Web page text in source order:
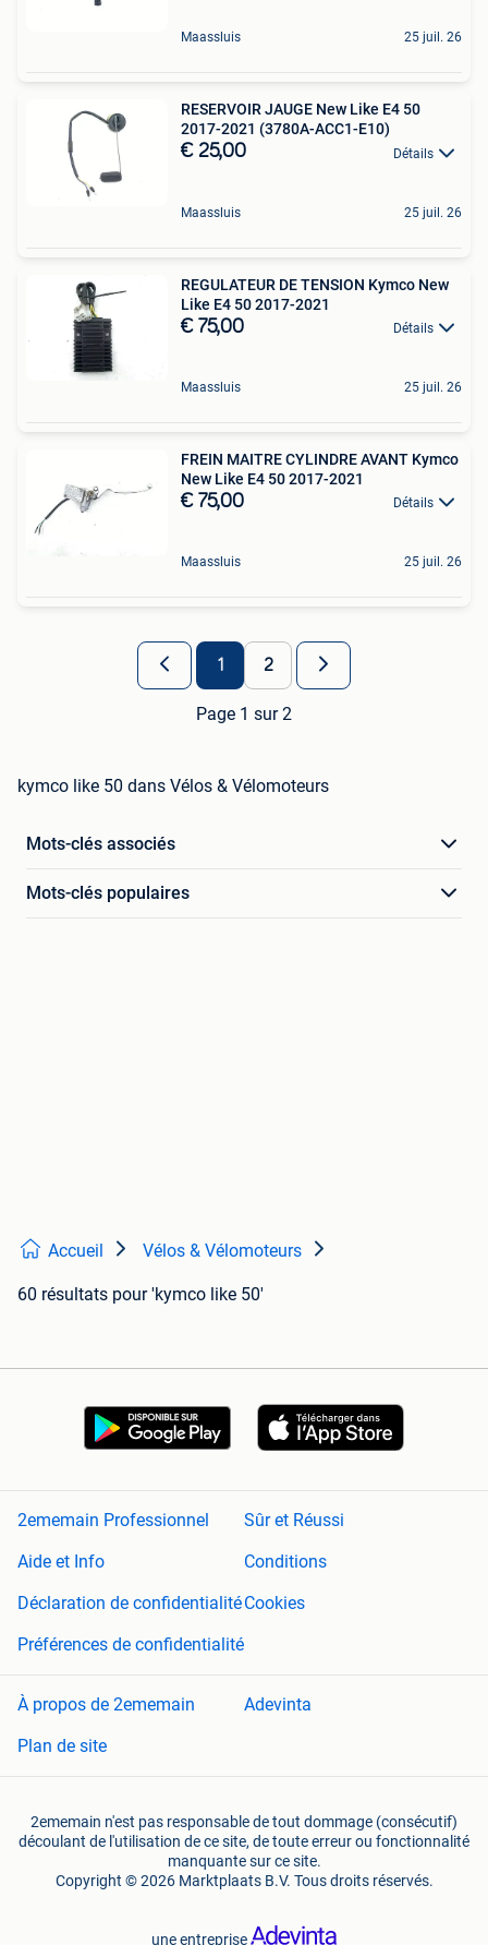
Maassluis 25 juil. 26
RESERVOIR JAUGE New Like E4 50
2017-2021 (3780A-ACC1-E10)
€ 25,00 Détails
Maassluis 25 juil. 26
REGULATEUR DE TENSION Kymco New
Like E4 50 2017-2021
€ 75,00 Détails
Maassluis 25 juil. 26
FREIN MAITRE CYLINDRE AVANT Kymco
New Like E4 50 2017-2021
€ 75,00 Détails
Maassluis 25 juil. 26
1 2
Page 1 sur 2
kymco like 50 dans Vélos & Vélomoteurs
Mots-clés associés
Mots-clés populaires
Accueil Vélos & Vélomoteurs
60 résultats pour 'kymco like 50'
2ememain Professionnel
Sûr et Réussi
Aide et Info
Conditions
Déclaration de confidentialitéCookies
Préférences de confidentialité
À propos de 2ememain
Adevinta
Plan de site
2ememain n'est pas responsable de tout dommage (consécutif)
découlant de l'utilisation de ce site, de toute erreur ou fonctionnalité
manquante sur ce site.
Copyright © 2026 Marktplaats B.V. Tous droits réservés.
une entreprise